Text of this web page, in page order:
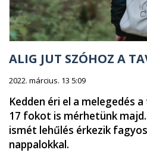
ALIG JUT SZÓHOZ A
2022. március. 13 5:09
Kedden éri el a melegedés
17 fokot is mérhetünk
ismét lehűlés érkezik
nappalokkal.